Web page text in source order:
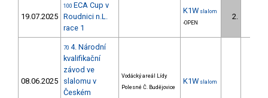
19.07.2025
100 ECA Cup v
Roudnici n.L.
race 1
K1W slalom
-OPEN
2.
08.06.2025
70 4. Národní
kvalifikační
závod ve
slalomu v
Českém
Vodácký areál Lídy
Polesné Č. Budějovice
K1W slalom